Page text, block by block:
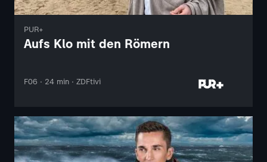
PUR+
Aufs Klo mit den Römern
F06 · 24 min · ZDFtivi